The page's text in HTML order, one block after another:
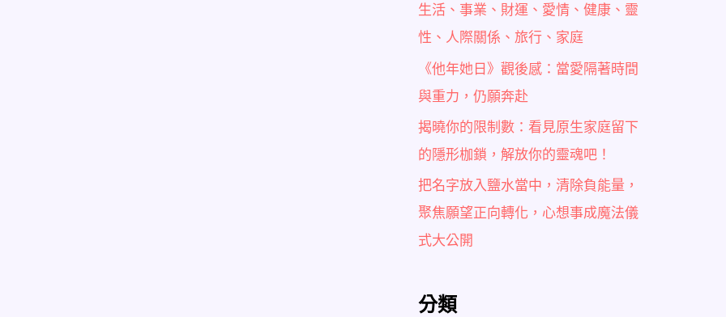
生活、事業、財運、愛情、健康、靈
性、人際關係、旅行、家庭
《他年她日》觀後感：當愛隔著時間
與重力，仍願奔赴
揭曉你的限制數：看見原生家庭留下
的隱形枷鎖，解放你的靈魂吧！
把名字放入鹽水當中，清除負能量，
聚焦願望正向轉化，心想事成魔法儀
式大公開
分類